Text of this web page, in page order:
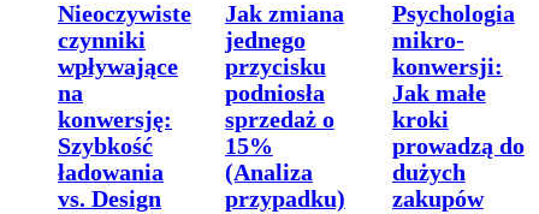
Nieoczywiste
czynniki
wpływające
na
konwersję:
Szybkość
ładowania
vs. Design
Jak zmiana
jednego
przycisku
podniosła
sprzedaż o
15%
(Analiza
przypadku)
Psychologia
mikro-
konwersji:
Jak małe
kroki
prowadzą do
dużych
zakupów